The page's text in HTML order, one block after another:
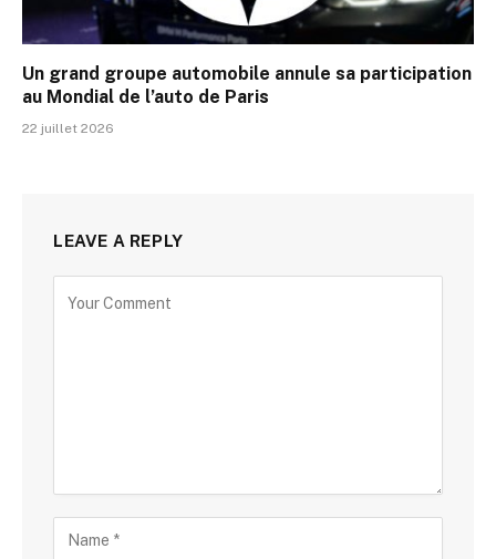
Un grand groupe automobile annule sa participation
au Mondial de l’auto de Paris
22 juillet 2026
LEAVE A REPLY